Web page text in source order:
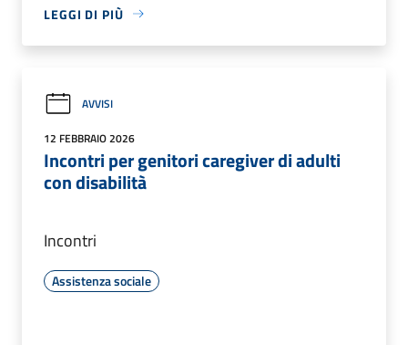
LEGGI DI PIÙ
AVVISI
12 FEBBRAIO 2026
Incontri per genitori caregiver di adulti
con disabilità
Incontri
Assistenza sociale